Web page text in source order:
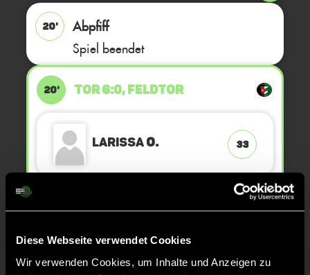
Diese Webseite verwendet Cookies
Wir verwenden Cookies, um Inhalte und Anzeigen zu
20'
Abpfiff
Spiel beendet
20' TOR 6:0, FELDTOR
LarissaO. 33
19' TOR 5:0, FELDTOR
LarissaO. 33